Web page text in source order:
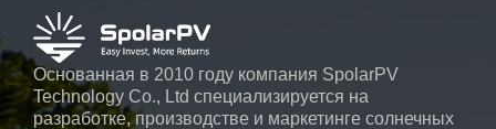
Основанная в 2010 году компания SpolarPV
Technology Co., Ltd специализируется на
разработке, производстве и маркетинге солнечных